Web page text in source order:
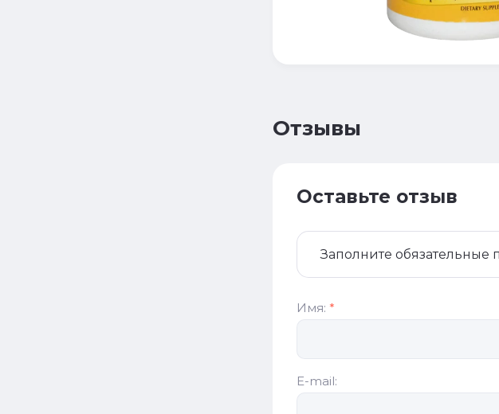
Отзывы
Оставьте отзыв
Заполните обязательные
Имя: *
E-mail: